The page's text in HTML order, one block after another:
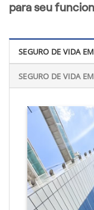
para seu
SEGURO DE VIDA
SEGURO DE VIDA